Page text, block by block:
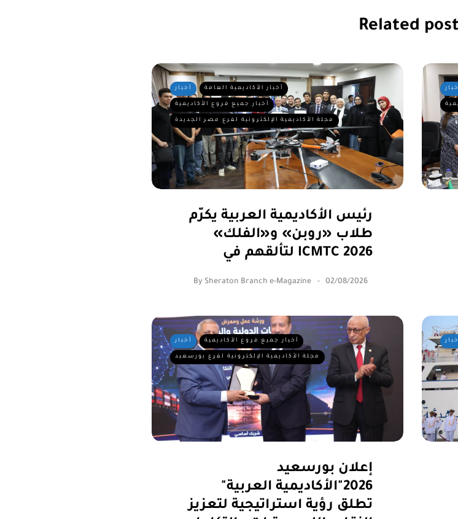
Related
أخبار أخبار الأكاديمية العامة
أخبار جميع فروع الأكاديمية
مجلة الأكاديمية الإلكترونية لفرع مصر الجديدة
رئيس الأكاديمية العربية يكرّم
طلاب «روبن» و«الفلك»
لتألقهم في ICMTC 2026
By Sheraton Branch e-Magazine 02/08/2026
أخبار أخبار جميع فروع الأكاديمية
مجلة الأكاديمية الإلكترونية لفرع بورسعيد
إعلان بورسعيد
2026"الأكاديمية العربية"
تطلق رؤية استراتيجية لتعزيز